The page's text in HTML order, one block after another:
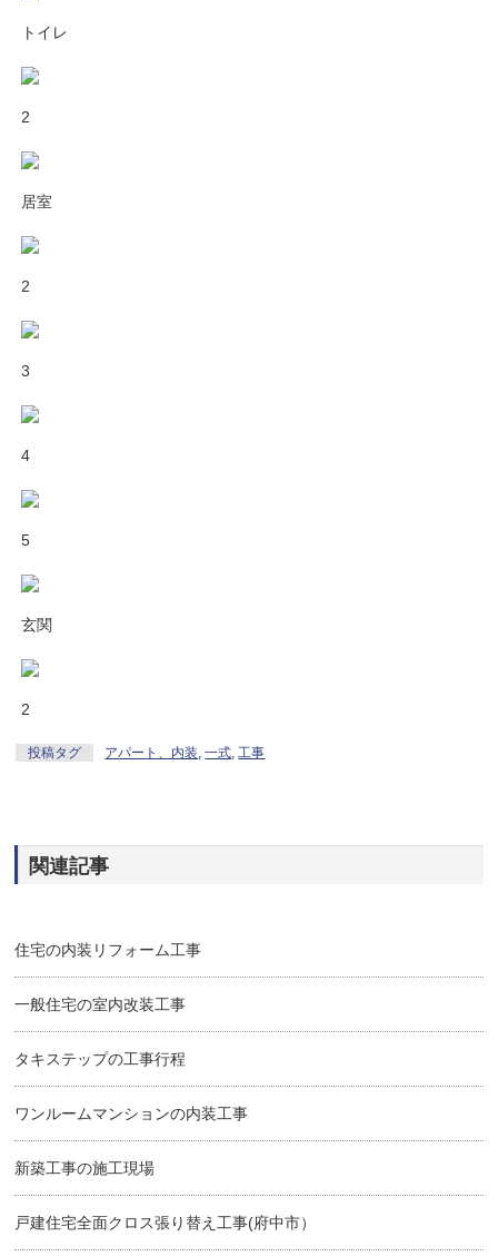
トイレ
2
居室
2
3
4
5
玄関
2
投稿タグ アパート、内装,一式,工事
関連記事
住宅の内装リフォーム工事
一般住宅の室内改装工事
タキステップの工事行程
ワンルームマンションの内装工事
新築工事の施工現場
戸建住宅全面クロス張り替え工事(府中市）